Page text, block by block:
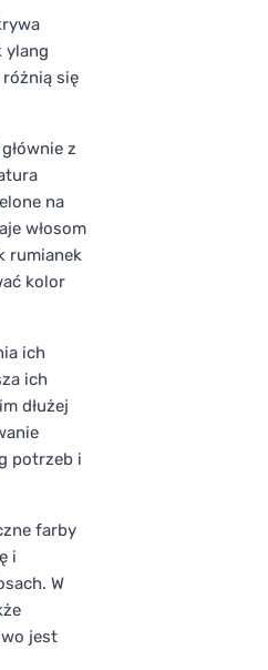
ylang
się
z
na
włosom
rumianek
kolor
ich
ich
dłużej
potrzeb i
farby
i
W
jest